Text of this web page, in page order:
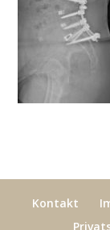
Kontakt